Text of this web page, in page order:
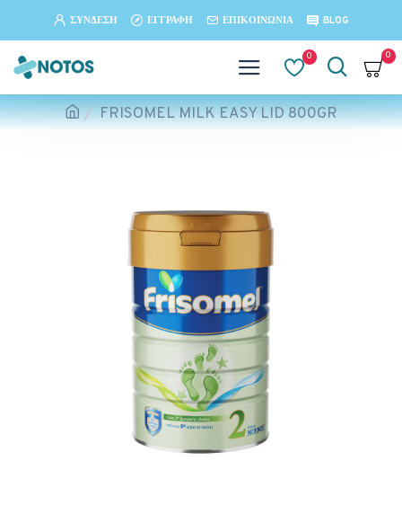
ΣΎΝΔΕΣΗ ΕΓΓΡΑΦΉ ΕΠΙΚΟΙΝΩΝΊΑ BLOG
0 0
FRISOMEL MILK EASY LID 800GR